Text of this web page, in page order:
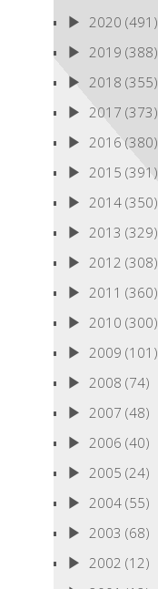
2020 (491)
2019 (388)
2018 (355)
2017 (373)
2016 (380)
2015 (391)
2014 (350)
2013 (329)
2012 (308)
2011 (360)
2010 (300)
2009 (101)
2008 (74)
2007 (48)
2006 (40)
2005 (24)
2004 (55)
2003 (68)
2002 (12)